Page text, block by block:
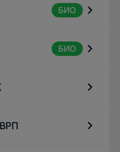
БИО
БИО